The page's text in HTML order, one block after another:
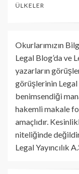
ÜLKELER
Okurlarımızın
Legal Blog’da ve
yazarların
görüşlerinin Legal
benimsendiği
hakemli makale
amaçlıdır.
niteliğinde
Legal Yayıncılık